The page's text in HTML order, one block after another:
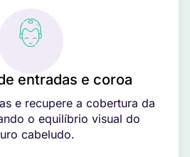
entradas e coroa
e recupere a cobertura da
o equilíbrio visual do
cabeludo.